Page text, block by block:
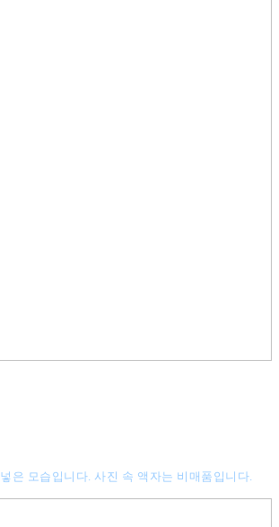
은 모습입니다. 사진 속 액자는 비매품입니다.